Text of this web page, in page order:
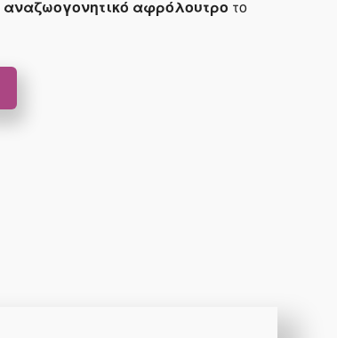
αναζωογονητικό αφρόλουτρο το